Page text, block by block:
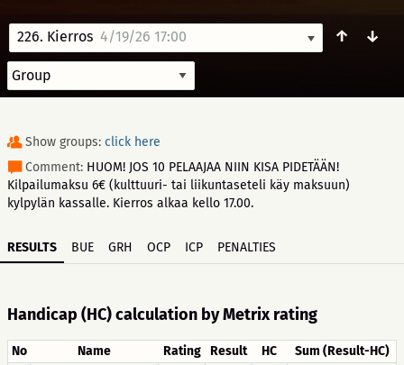
226. Kierros 4/19/26 17:00 ↑ ↓
Show groups: click here
Comment: HUOM! JOS 10 PELAAJAA NIIN KISA PIDETÄÄN!
Kilpailumaksu 6€ (kulttuuri- tai liikuntaseteli käy maksuun)
kylpylän kassalle. Kierros alkaa kello 17.00.
RESULTS BUE GRH OCP ICP PENALTIES
Handicap (HC) calculation by Metrix rating
No Name Rating Result HC
Sum (Result-HC)